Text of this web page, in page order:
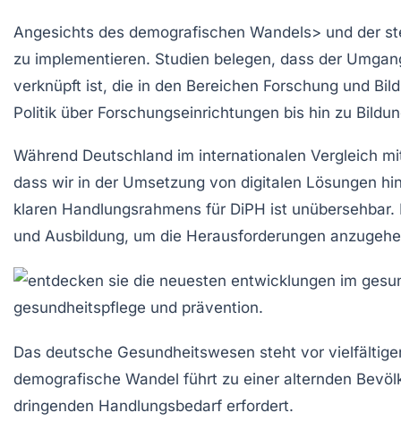
Angesichts des demografischen Wandels> und der
zu implementieren. Studien belegen, dass der
verknüpft ist, die in den Bereichen Forschung und
Politik über Forschungseinrichtungen bis hin zu
Während Deutschland im internationalen Vergleich
dass wir in der Umsetzung von digitalen Lösungen
klaren Handlungsrahmens für DiPH ist
und Ausbildung, um die Herausforderungen
Das deutsche Gesundheitswesen steht vor
demografische Wandel führt zu einer alternden
dringenden Handlungsbedarf erfordert.